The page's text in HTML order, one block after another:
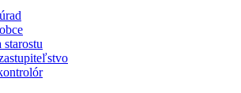
starostu